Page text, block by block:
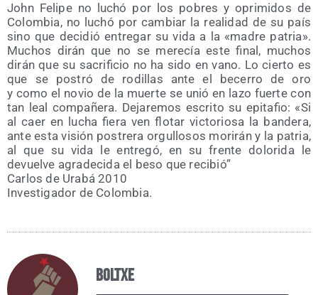
John Feli­pe no luchó por los pobres y opri­mi­dos de
Colom­bia, no luchó por cam­biar la reali­dad de su país
sino que deci­dió entre­gar su vida a la «madre patria».
Muchos dirán que no se mere­cía este final, muchos
dirán que su sacri­fi­cio no ha sido en vano. Lo cier­to es
que se pos­tró de rodi­llas ante el bece­rro de oro
y como el novio de la muer­te se unió en lazo fuer­te con
tan leal com­pa­ñe­ra. Deja­re­mos escri­to su epi­ta­fio: «Si
al caer en lucha fie­ra ven flo­tar vic­to­rio­sa la ban­de­ra,
ante esta visión pos­tre­ra orgu­llo­sos mori­rán y la patria,
al que su vida le entre­gó, en su fren­te dolo­ri­da le
devuel­ve agra­de­ci­da el beso que recibió”
Car­los de Ura­bá 2010
Inves­ti­ga­dor de Colombia.
Boltxe